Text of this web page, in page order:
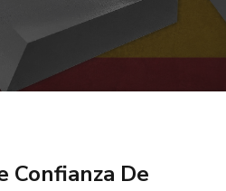
Confianza De